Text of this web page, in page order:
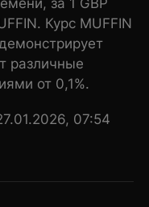
за 1 GBP
Курс MUFFIN
различные
от 0,1%.
07:54